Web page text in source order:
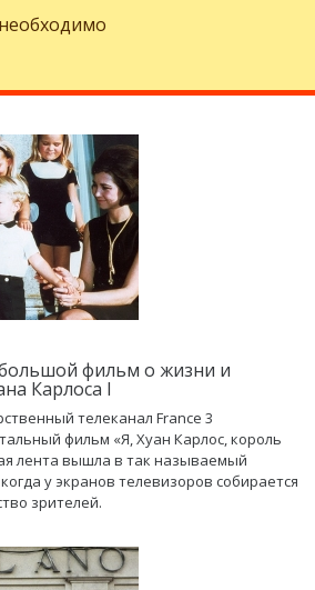
фильм о жизни и
Карлоса I
телеканал France 3
фильм «Я, Хуан Карлос, король
лента вышла в так называемый
у экранов телевизоров собирается
зрителей.